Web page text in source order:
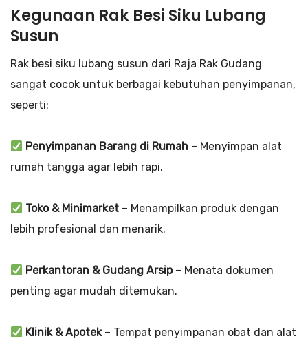
Kegunaan Rak Besi Siku Lubang
Susun
Rak besi siku lubang susun dari Raja Rak Gudang
sangat cocok untuk berbagai kebutuhan penyimpanan,
seperti:
Penyimpanan Barang di Rumah – Menyimpan alat
rumah tangga agar lebih rapi.
Toko & Minimarket – Menampilkan produk dengan
lebih profesional dan menarik.
Perkantoran & Gudang Arsip– Menata dokumen
penting agar mudah ditemukan.
Klinik & Apotek– Tempat penyimpanan obat dan alat